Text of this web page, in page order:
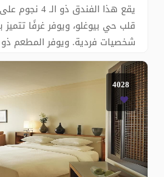
يقع هذا الفندق
قلب حي بيوغلو، ويوفر غرفًا تتميز
شخصيات فردية. ويوفر المطعم ذو
الجدران الزجاجية إطلالات
الواي فاي المجانية وأجهزة
تفاعلية معلقة على الحائط. وتحتو
4028